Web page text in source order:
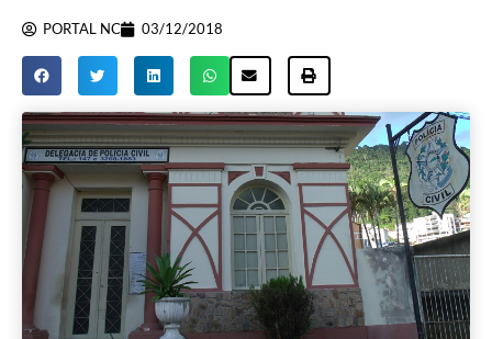
PORTAL NC 03/12/2018